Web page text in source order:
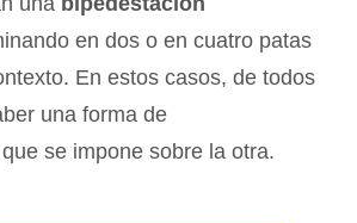
en dos o en cuatro patas
En estos casos, de todos
una forma de
se impone sobre la otra.